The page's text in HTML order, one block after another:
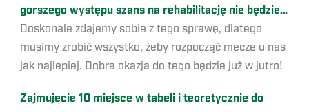
gorszego występu szans na rehabilitację nie będzie…
Doskonale zdajemy sobie z tego sprawę, dlatego
musimy zrobić wszystko, żeby rozpocząć mecze u nas
jak najlepiej. Dobra okazja do tego będzie już w jutro!
Zajmujecie 10 miejsce w tabeli i teoretycznie do